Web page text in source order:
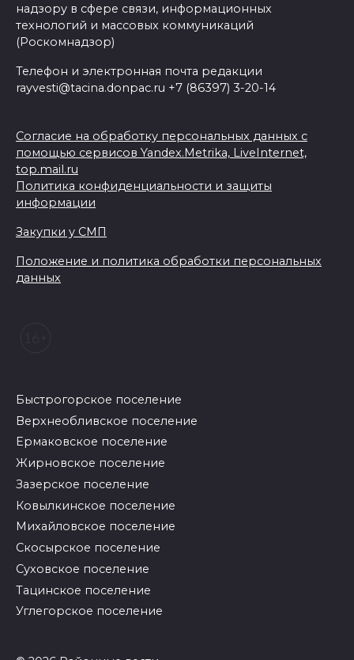
надзору в сфере связи, информационных
технологий и массовых коммуникаций
(Роскомнадзор)
Телефон и электронная почта редакции
rayvesti@tacina.donpac.ru +7 (86397) 3-20-14
Согласие на обработку персональных данных с
помощью сервисов Yandex.Metrika, LiveInternet,
top.mail.ru
Политика конфиденциальности и защиты
информации
Закупки у СМП
Положение и политика обработки персональных
данных
Быстрогорское поселение
Верхнеобливское поселение
Ермаковское поселение
Жирновское поселение
Зазерское поселение
Ковылкинское поселение
Михайловское поселение
Скосырское поселение
Суховское поселение
Тацинское поселение
Углегорское поселение